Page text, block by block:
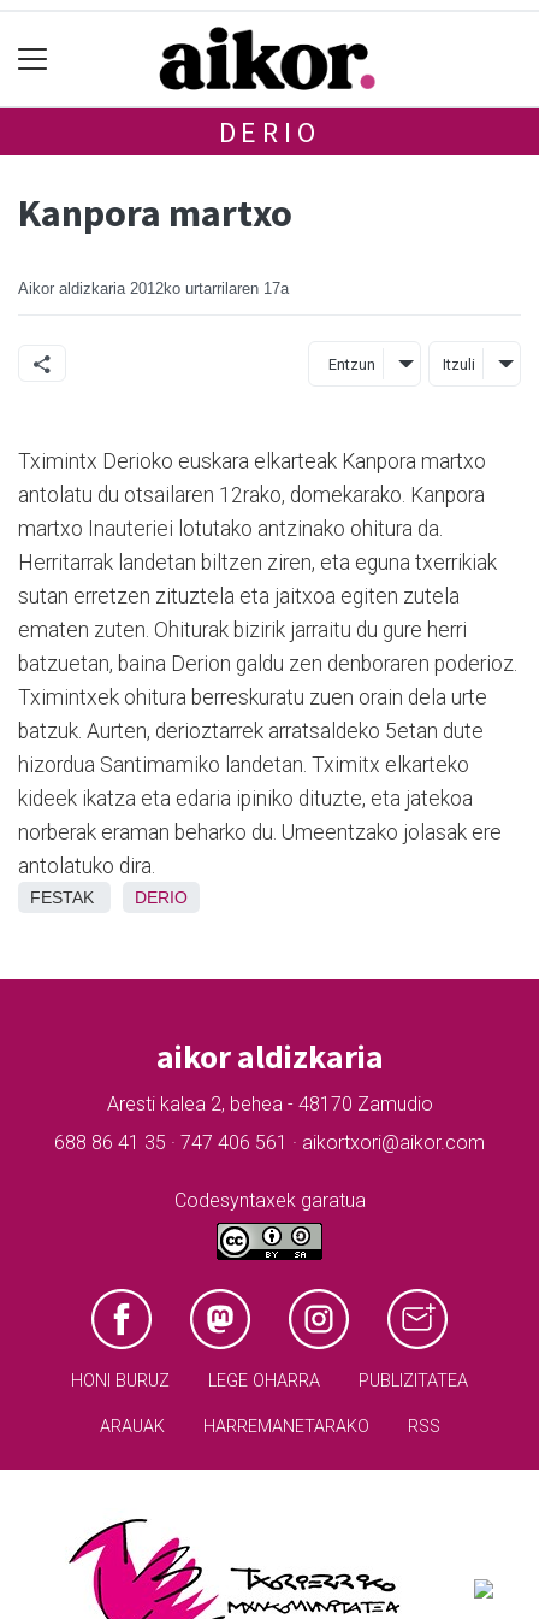
DERIO
Kanpora martxo
Aikor aldizkaria 2012ko urtarrilaren 17a
Entzun Itzuli
Tximintx Derioko euskara elkarteak Kanpora martxo
antolatu du otsailaren 12rako, domekarako. Kanpora
martxo Inauteriei lotutako antzinako ohitura da.
Herritarrak landetan biltzen ziren, eta eguna txerrikiak
sutan erretzen zituztela eta jaitxoa egiten zutela
ematen zuten. Ohiturak bizirik jarraitu du gure herri
batzuetan, baina Derion galdu zen denboraren poderioz.
Tximintxek ohitura berreskuratu zuen orain dela urte
batzuk. Aurten, derioztarrek arratsaldeko 5etan dute
hizordua Santimamiko landetan. Tximitx elkarteko
kideek ikatza eta edaria ipiniko dituzte, eta jatekoa
norberak eraman beharko du. Umeentzako jolasak ere
antolatuko dira.
FESTAK DERIO
aikor aldizkaria
Aresti kalea 2, behea - 48170 Zamudio
688 86 41 35 · 747 406 561 · aikortxori@aikor.com
Codesyntaxek garatua
HONI BURUZ LEGE OHARRA PUBLIZITATEA
ARAUAK HARREMANETARAKO RSS